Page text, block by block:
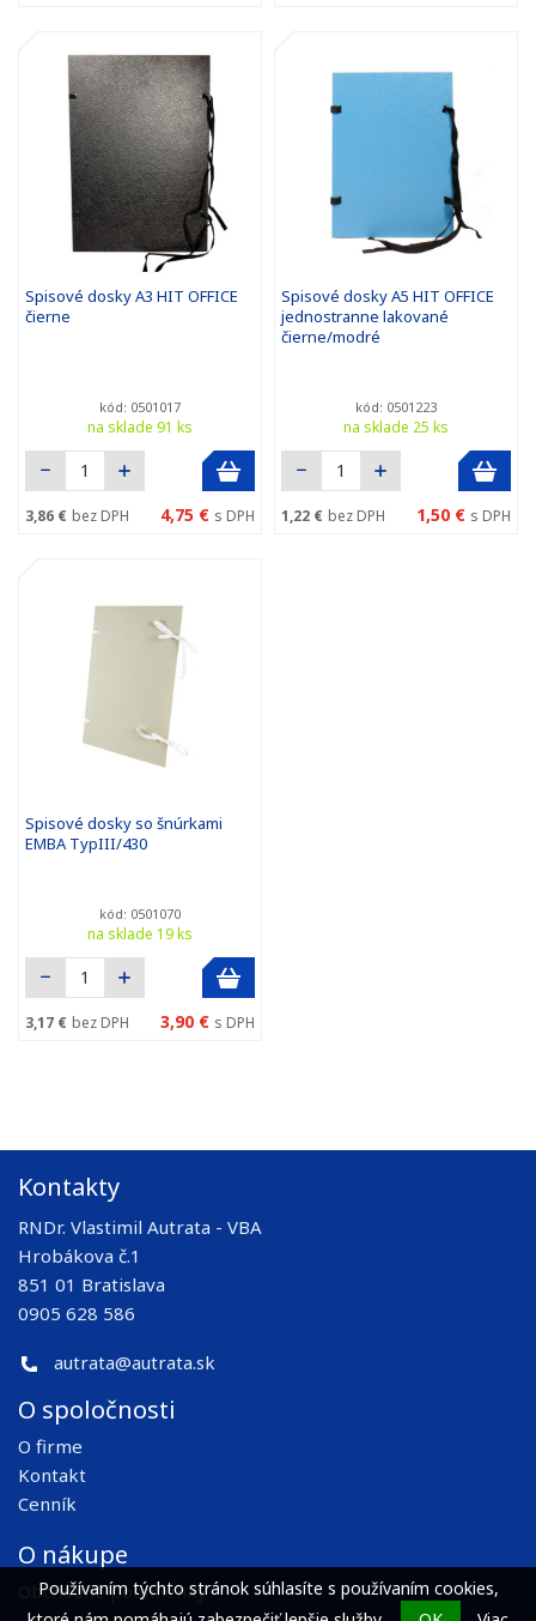
Spisové dosky A3 HIT OFFICE
čierne
kód: 0501017
na sklade 91 ks
3,86 € bez DPH 4,75 € s DPH
Spisové dosky A5 HIT OFFICE
jednostranne lakované
čierne/modré
kód: 0501223
na sklade 25 ks
1,22 € bez DPH 1,50 € s DPH
Spisové dosky so šnúrkami
EMBA TypIII/430
kód: 0501070
na sklade 19 ks
3,17 € bez DPH 3,90 € s DPH
Kontakty
RNDr. Vlastimil Autrata - VBA
Hrobákova č.1
851 01 Bratislava
0905 628 586
autrata@autrata.sk
O spoločnosti
O firme
Kontakt
Cenník
O nákupe
Obchodné podmienky
Používaním týchto stránok súhlasíte s používaním cookies,